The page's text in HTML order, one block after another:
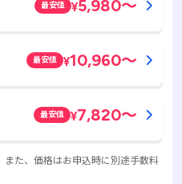
最安値 ¥5,980～
最安値 ¥10,960～
最安値 ¥7,820～
た、価格はお申込時に別途手数料